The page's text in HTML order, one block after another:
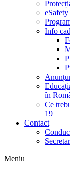
Info
în
Ce
19
Contact
Meniu